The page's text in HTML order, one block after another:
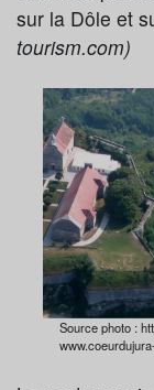
sur la Dôle et
tourism.com)
Source photo :